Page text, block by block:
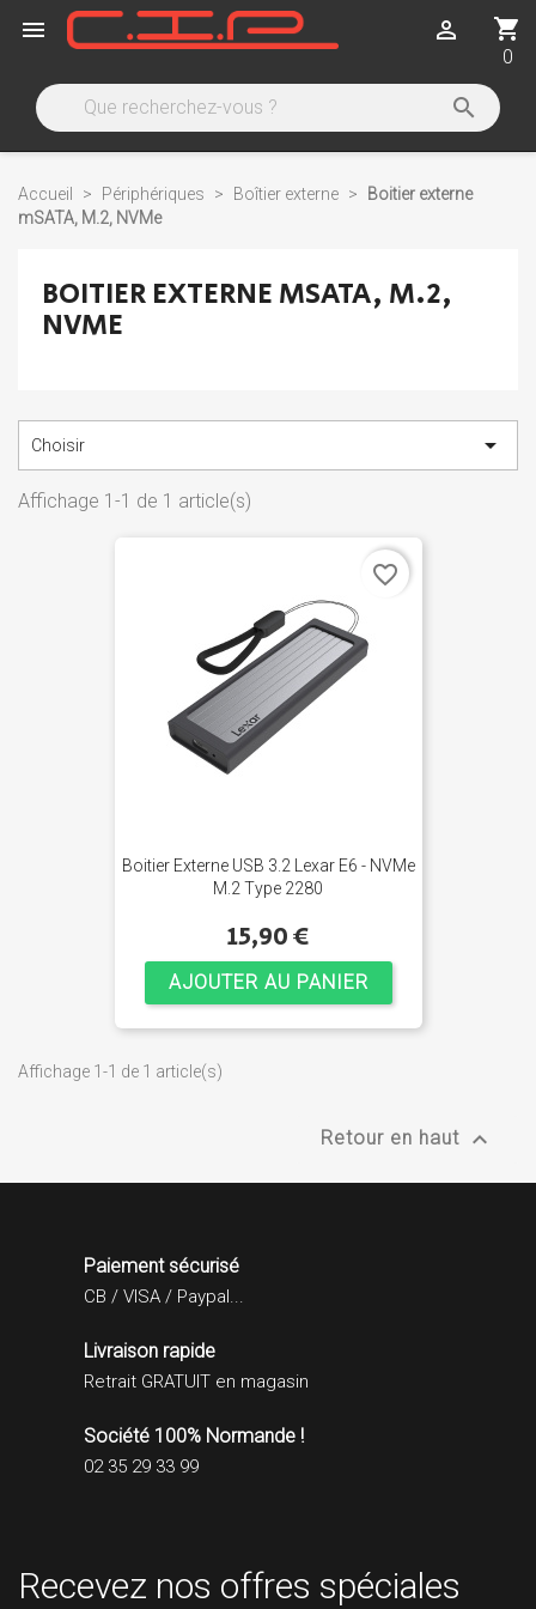
 shopping_cart
0


Accueil Périphériques Boîtier externe
Boitier externe
mSATA, M.2, NVMe
BOITIER EXTERNE MSATA, M.2,
NVME
Choisir 
Affichage 1-1 de 1 article(s)
Boitier Externe USB 3.2 Lexar E6 - NVMe
M.2 Type 2280
15,90 €
AJOUTER AU PANIER
favorite_border
Affichage 1-1 de 1 article(s)
Retour en haut 
Paiement sécurisé
CB / VISA / Paypal...
Livraison rapide
Retrait GRATUIT en magasin
Société 100% Normande !
02 35 29 33 99
Recevez nos offres spéciales